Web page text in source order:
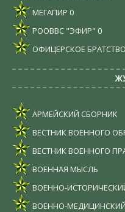
МЕГАПИР 0
РООВВС "ЭФИР" 0
ОФИЦЕРСКОЕ БРАТСТВО
АРМЕЙСКИЙ СБОРНИК
ВЕСТНИК ВОЕННОГО
ВЕСТНИК ВОЕННОГО
ВОЕННАЯ МЫСЛЬ
ВОЕННО-
ВОЕННО-